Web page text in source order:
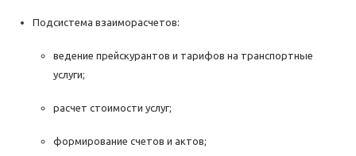
Подсистема взаиморасчетов:
ведение прейскурантов и тарифов на транспортные
услуги;
расчет стоимости услуг;
формирование счетов и актов;